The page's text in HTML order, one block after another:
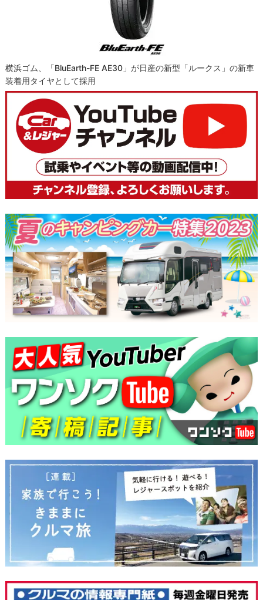
横浜ゴム、「BluEarth-FE AE30」が日産の新型「ルークス」の新車
装着用タイヤとして採用